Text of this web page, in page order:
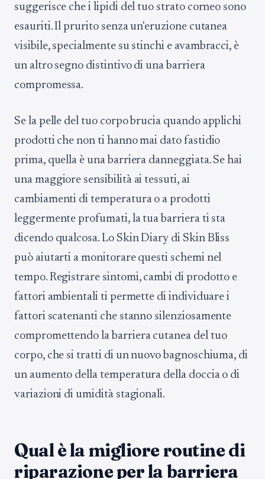
suggerisce che i lipidi del tuo strato corneo sono
esauriti. Il prurito senza un'eruzione cutanea
visibile, specialmente su stinchi e avambracci, è
un altro segno distintivo di una barriera
compromessa.
Se la pelle del tuo corpo brucia quando applichi
prodotti che non ti hanno mai dato fastidio
prima, quella è una barriera danneggiata. Se hai
una maggiore sensibilità ai tessuti, ai
cambiamenti di temperatura o a prodotti
leggermente profumati, la tua barriera ti sta
dicendo qualcosa. Lo Skin Diary di Skin Bliss
può aiutarti a monitorare questi schemi nel
tempo. Registrare sintomi, cambi di prodotto e
fattori ambientali ti permette di individuare i
fattori scatenanti che stanno silenziosamente
compromettendo la barriera cutanea del tuo
corpo, che si tratti di un nuovo bagnoschiuma, di
un aumento della temperatura della doccia o di
variazioni di umidità stagionali.
Qual è la migliore routine di
riparazione per la barriera